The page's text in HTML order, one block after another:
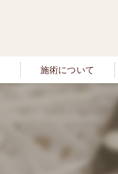
施術について